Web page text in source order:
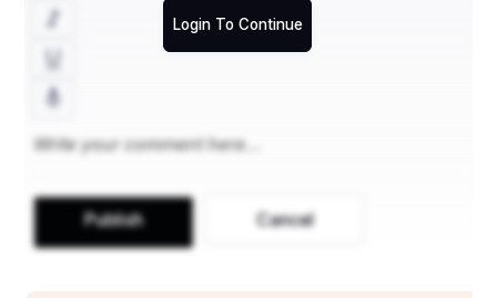
Login To Continue
Publish Cancel